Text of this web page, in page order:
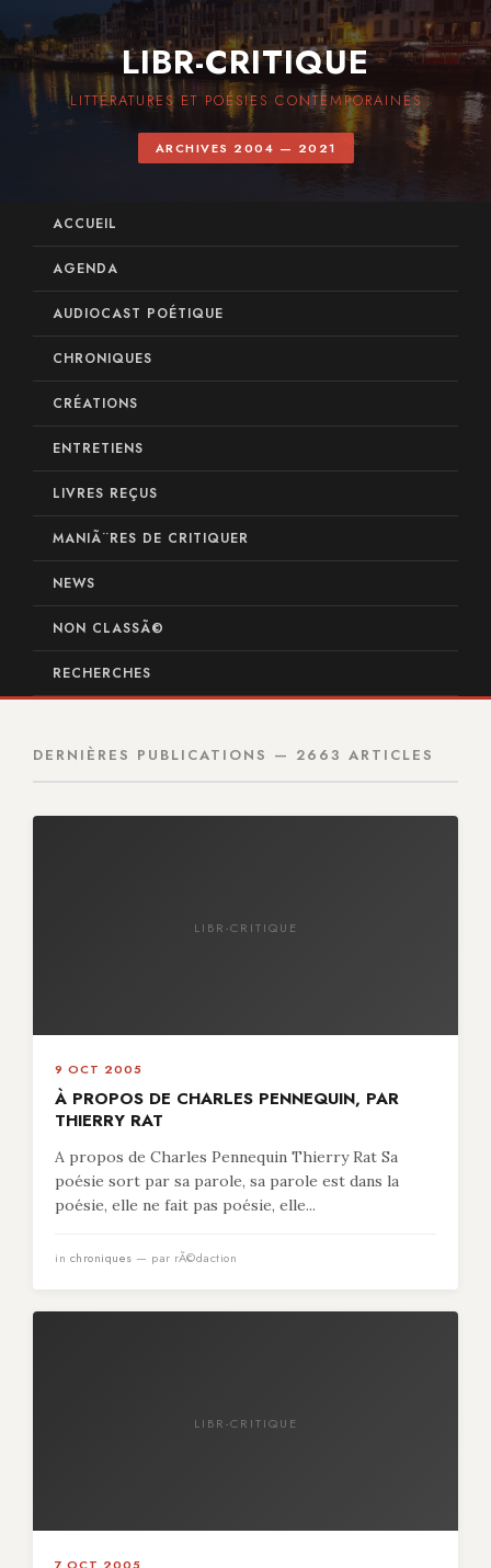
LIBR-CRITIQUE
LITTÉRATURES ET POÉSIES CONTEMPORAINES
ARCHIVES 2004 — 2021
ACCUEIL
AGENDA
AUDIOCAST POÉTIQUE
CHRONIQUES
CRÉATIONS
ENTRETIENS
LIVRES REÇUS
MANIÃ¨RES DE CRITIQUER
NEWS
NON CLASSÃ©
RECHERCHES
DERNIÈRES PUBLICATIONS — 2663 ARTICLES
LIBR-CRITIQUE
9 OCT 2005
À PROPOS DE CHARLES PENNEQUIN, PAR
THIERRY RAT
A propos de Charles Pennequin Thierry Rat Sa
poésie sort par sa parole, sa parole est dans la
poésie, elle ne fait pas poésie, elle...
in chroniques — par rÃ©daction
LIBR-CRITIQUE